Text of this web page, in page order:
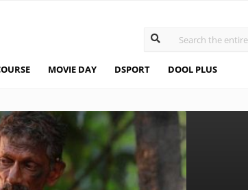
MOVIE DAY DSPORT DOOL PLUS